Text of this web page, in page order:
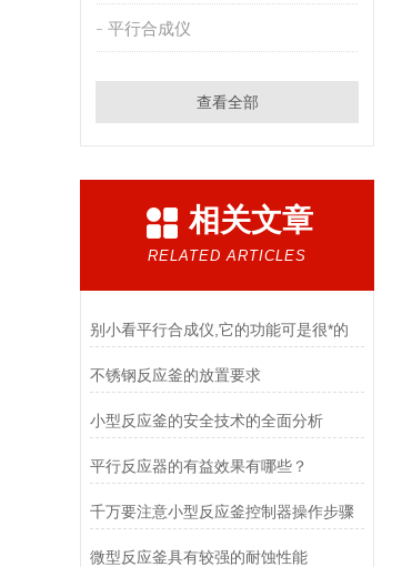
平行合成仪
查看全部
相关文章
RELATED ARTICLES
别小看平行合成仪,它的功能可是很*的
不锈钢反应釜的放置要求
小型反应釜的安全技术的全面分析
平行反应器的有益效果有哪些？
千万要注意小型反应釜控制器操作步骤
微型反应釜具有较强的耐蚀性能